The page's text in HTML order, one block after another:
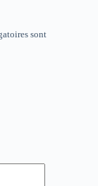
sont